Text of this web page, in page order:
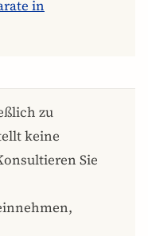
in
zu
keine
Sie